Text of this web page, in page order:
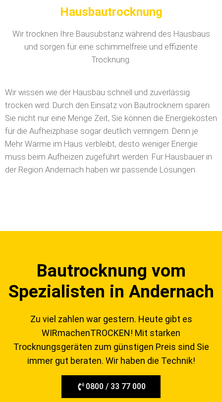
Hausbautrocknung
Wir trocknen Ihre Bausubstanz während des Hausbaus
und sorgen für eine schimmelfreie und effiziente
Trocknung.
Wir wissen wie der Hausbau schnell und zuverlässig
trocken wird. Durch den Einsatz von Bautrocknern sparen
Sie nicht nur eine Menge Zeit, Sie können die Energiekosten
für die Aufheizphase sogar deutlich verringern. Denn je
Mehr Wärme im Haus verbleibt, desto weniger Energie
muss beim Aufheizen zugeführt werden. Für Hausbauer in
der Region Andernach haben wir passende Lösungen.
Bautrocknung vom
Spezialisten in Andernach
Zu viel zahlen war gestern. Heute gibt es
WIRmachenTROCKEN! Mit starken
Trocknungsgeräten zum günstigen Preis sind Sie
immer gut beraten. Wir haben die Technik!
0800 / 33 77 000